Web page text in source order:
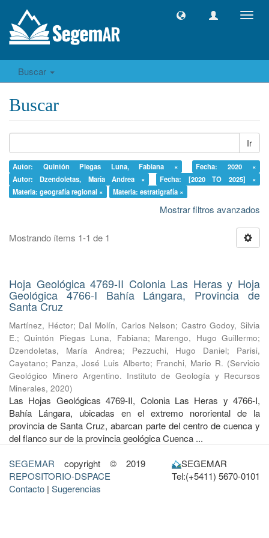
Buscar
Buscar
Ir
Autor: Quintón Piegas Luna, Fabiana ×
Fecha: 2020 ×
Autor: Dzendoletas, María Andrea ×
Fecha: [2020 TO 2025] ×
Materia: geografía regional ×
Materia: estratigrafía ×
Mostrar filtros avanzados
Mostrando ítems 1-1 de 1
Hoja Geológica 4769-II Colonia Las Heras y Hoja
Geológica 4766-I Bahía Lángara, Provincia de
Santa Cruz
Martínez, Héctor; Dal Molín, Carlos Nelson; Castro Godoy, Silvia
E.;Quintón Piegas Luna, Fabiana; Marengo, Hugo Guillermo;
Dzendoletas, María Andrea; Pezzuchi, Hugo Daniel; Parisi,
Cayetano; Panza, José Luis Alberto; Franchi, Mario R. (Servicio
Geológico Minero Argentino. Instituto de Geología y Recursos
Minerales, 2020)
Las Hojas Geológicas 4769-II, Colonia Las Heras y 4766-I,
Bahía Lángara, ubicadas en el extremo nororiental de la
provincia de Santa Cruz, abarcan parte del centro de cuenca y
del flanco sur de la provincia geológica Cuenca ...
SEGEMAR copyright © 2019
REPOSITORIO-DSPACE
Contacto | Sugerencias
SEGEMAR
Tel:(+5411) 5670-0101